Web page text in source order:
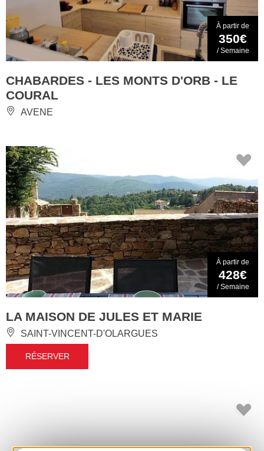
À partir de
350€
/ Semaine
CHABARDES - LES MONTS D'ORB - LE
COURAL
AVENE
À partir de
428€
/ Semaine
LA MAISON DE JULES ET MARIE
SAINT-VINCENT-D'OLARGUES
RÉSERVER